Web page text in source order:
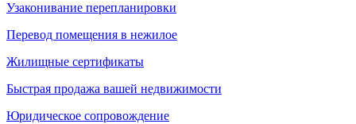
Узаконивание перепланировки
Перевод помещения в нежилое
Жилищные сертификаты
Быстрая продажа вашей недвижимости
Юридическое сопровождение